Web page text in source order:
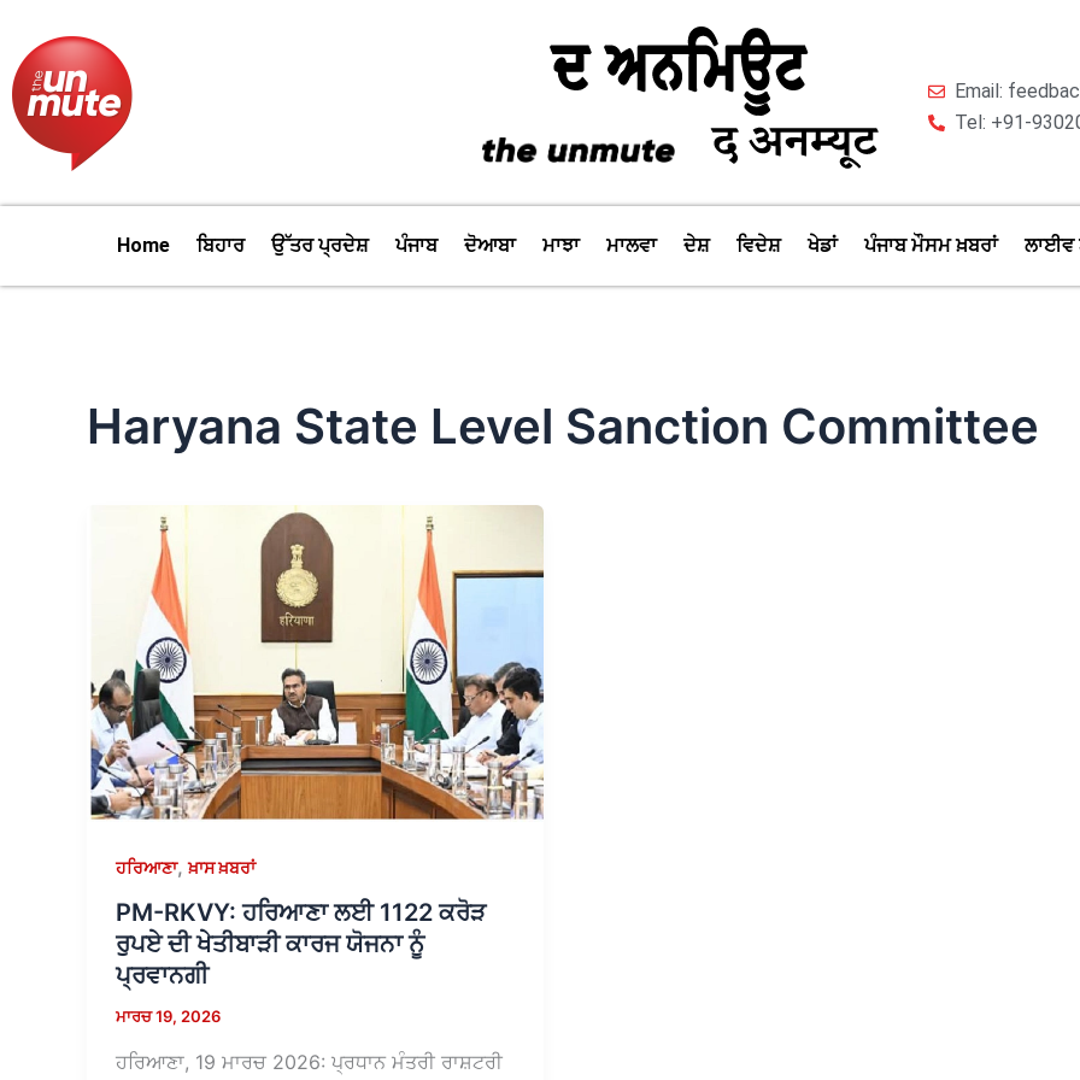
content
Email:
Tel: +91-
Home ਬਿਹਾਰ ਉੱਤਰ ਪ੍ਰਦੇਸ਼ ਪੰਜਾਬ ਦੋਆਬਾ ਮਾਝਾ ਮਾਲਵਾ ਦੇਸ਼ ਵਿਦੇਸ਼ ਖੇਡਾਂ ਪੰਜਾਬ ਮੌਸਮ ਖ਼ਬਰਾਂ ਲਾਈਵ
Haryana State Level Sanction Committee
ਹਰਿਆਣਾ,ਖ਼ਾਸ ਖ਼ਬਰਾਂ
PM-RKVY: ਹਰਿਆਣਾ ਲਈ 1122 ਕਰੋੜ
ਰੁਪਏ ਦੀ ਖੇਤੀਬਾੜੀ ਕਾਰਜ ਯੋਜਨਾ ਨੂੰ
ਪ੍ਰਵਾਨਗੀ
ਮਾਰਚ 19, 2026
ਹਰਿਆਣਾ, 19 ਮਾਰਚ 2026: ਪ੍ਰਧਾਨ ਮੰਤਰੀ ਰਾਸ਼ਟਰੀ